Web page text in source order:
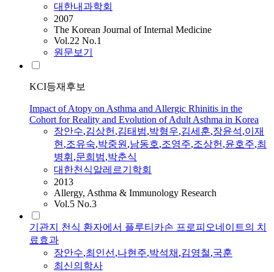
대한내과학회
2007
The Korean Journal of Internal Medicine
Vol.22 No.1
원문보기
KCI등재후보
Impact of Atopy on Asthma and Allergic Rhinitis in the
Cohort for Reality and Evolution of Adult Asthma in Korea
장안수,김상헌,김태범,박형우,김세훈,장윤석,이재
현,조유숙,박중원,남동호,조영주,조상헌,윤호주,최
병휘 ,문희범,박춘식
대한천식알레르기학회
2013
Allergy, Asthma & Immunology Research
Vol.5 No.3
기관지 천식 환자에서 플루티카손 프로피오네이트의 치
료효과
장안수,최인선,나현주,박석채 ,김영철,국훈
최신의학사